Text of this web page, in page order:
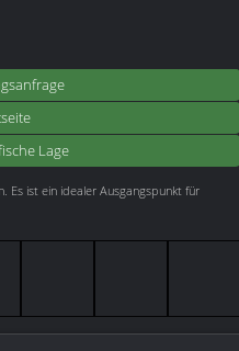
Lage
Es ist ein idealer Ausgangspunkt für